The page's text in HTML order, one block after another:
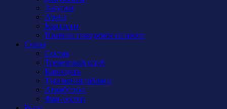
Закупки
Арена
Контакты
Правила поведения на арене
Сокол
Состав
Тренерский штаб
Календарь
Турнирная таблица
Атрибутика
Фан-сектор